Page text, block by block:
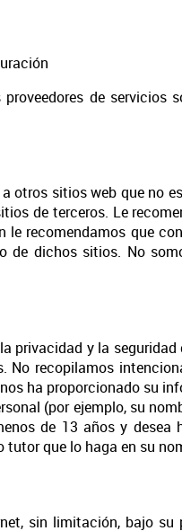
de
otros sitios web que no
de terceros. Le
le recomendamos que
de dichos sitios. No
privacidad y la
No recopilamos
ha proporcionado su
(por ejemplo, su
de 13 años y
que lo haga en su
sin limitación, bajo